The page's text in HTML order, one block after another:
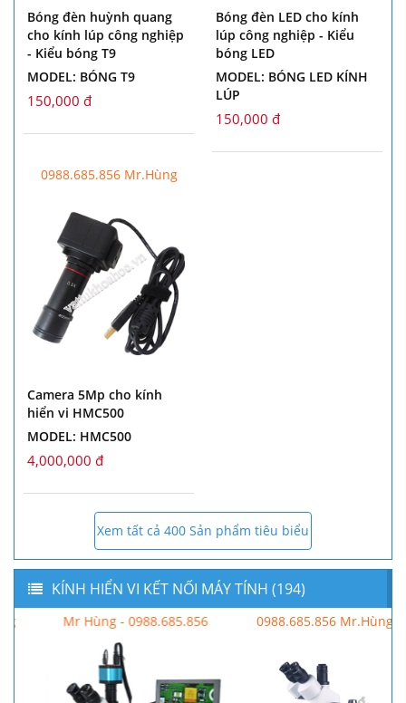
Bóng đèn huỳnh quang
cho kính lúp công nghiệp
- Kiểu bóng T9
MODEL: BÓNG T9
150,000 đ
Bóng đèn LED cho kính
lúp công nghiệp - Kiểu
bóng LED
MODEL: BÓNG LED KÍNH
LÚP
150,000 đ
0988.685.856 Mr.Hùng
Camera 5Mp cho kính
hiển vi HMC500
MODEL: HMC500
4,000,000 đ
Xem tất cả 400 Sản phẩm tiêu biểu
KÍNH HIỂN VI KẾT NỐI MÁY TÍNH (194)
Mr Hùng - 0988.685.856 0988.685.856 Mr.Hùng